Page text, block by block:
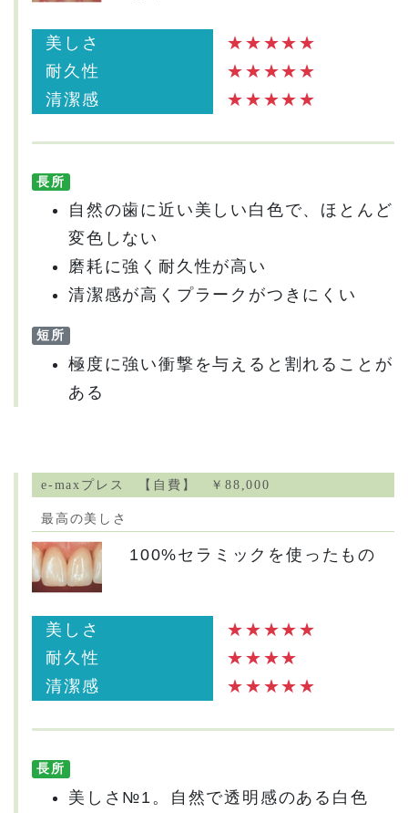
美しさ
★★★★★
耐久性
★★★★★
清潔感
★★★★★
長所
自然の歯に近い美しい白色で、ほとんど
変色しない
磨耗に強く耐久性が高い
清潔感が高くプラークがつきにくい
短所
極度に強い衝撃を与えると割れることが
ある
e-maxプレス 【自費】 ￥88,000
最高の美しさ
100%セラミックを使ったもの
美しさ
★★★★★
耐久性
★★★★
清潔感
★★★★★
長所
美しさ№1。自然で透明感のある白色